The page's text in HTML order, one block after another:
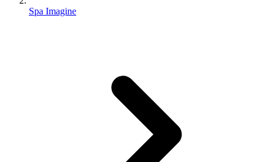
Spa Imagine